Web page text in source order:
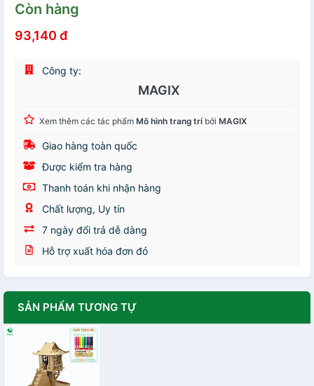
Còn hàng
93,140 đ
Công ty:
MAGIX
Xem thêm các tác phẩm Mô hình trang trí bởi MAGIX
Giao hàng toàn quốc
Được kiểm tra hàng
Thanh toán khi nhận hàng
Chất lượng, Uy tín
7 ngày đổi trả dễ dàng
Hỗ trợ xuất hóa đơn đỏ
SẢN PHẨM TƯƠNG TỰ